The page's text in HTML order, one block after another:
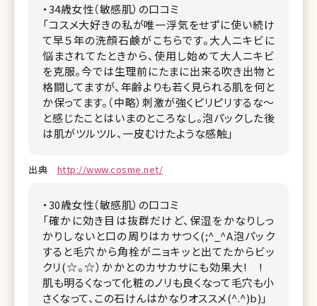
・34歳女性（敏感肌）の口コミ
「コスメ大好きの私が唯一浮気をせずに使い続け
て早５年の洗顔石鹸がこちらです。大人ニキビに
悩まされてたときから、使用し始めて大人ニキビ
を克服。今では生理前にたまに出来る吹き出物と
格闘してますが、年齢よりも若く見られる肌を何と
か保ってます。（中略）刺激が強くピリピリするな～
と感じたことはいまのところなし。泡パックした後
は肌がツルツル、一皮むけたような感触」
出典 http://www.cosme.net/
・30歳女性（敏感肌）の口コミ
「確かに効き目は抜群だけど、保湿をかなりしっ
かりしないと口の周りはカサつく(;^_^A泡パック
すると毛穴から角栓がニョキッと出てたからビッ
クリ(☆。☆）かかとのカサカサにも効果大! !
肌も明るくなって化粧のノリも良くなって毛穴も小
さくなって、この石けんはかなりオススメ(^.^)b)」